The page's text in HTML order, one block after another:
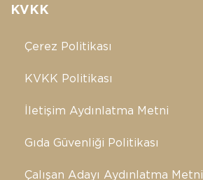
KVKK
Çerez Politikası
KVKK Politikası
İletişim Aydınlatma Metni
Gıda Güvenliği Politikası
Çalışan Adayı Aydınlatma Metni